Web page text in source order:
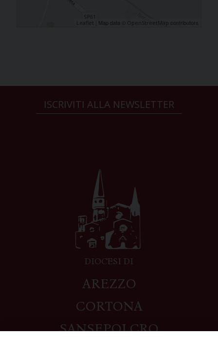
Leaflet | Map data © OpenStreetMap contributors
ISCRIVITI ALLA NEWSLETTER
DIOCESI DI
AREZZO
CORTONA
SANSEPOLCRO